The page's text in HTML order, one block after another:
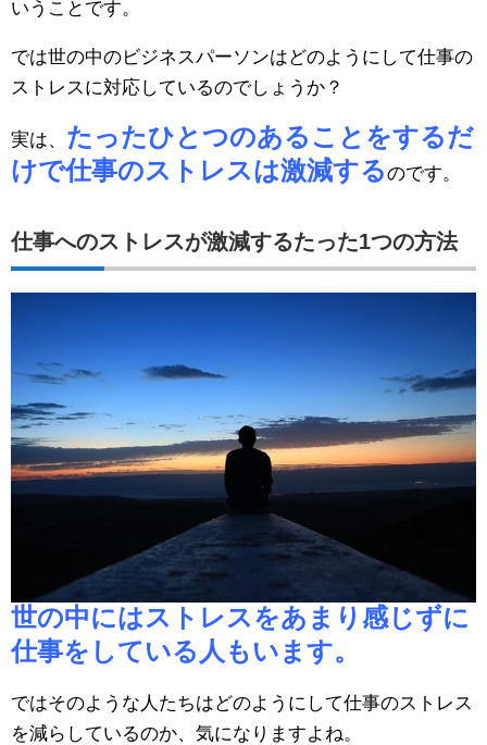
いうことです。
では世の中のビジネスパーソンはどのようにして仕事の
ストレスに対応しているのでしょうか？
実は、 たったひとつのあることをするだ
けで仕事のストレスは激減するのです。
仕事へのストレスが激減するたった1つの方法
世の中にはストレスをあまり感じずに
仕事をしている人もいます。
ではそのような人たちはどのようにして仕事のストレス
を減らしているのか、気になりますよね。